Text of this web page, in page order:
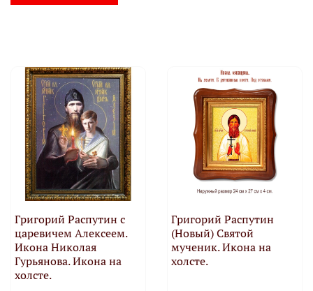
Григорий Распутин с
царевичем Алексеем.
Икона Николая
Гурьянова. Икона на
холсте.
Григорий Распутин
(Новый) Святой
мученик. Икона на
холсте.